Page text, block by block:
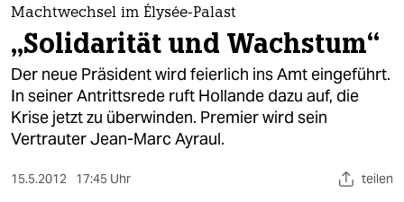
themen
politik
öko
gesellschaft
kultur
Machtwechsel im Élysée-Palast
„Solidarität und Wachstum“
Der neue Präsident wird feierlich ins Amt eingeführt.
In seiner Antrittsrede ruft Hollande dazu auf, die
Krise jetzt zu überwinden. Premier wird sein
Vertrauter Jean-Marc Ayraul.
15.5.2012 17:45 Uhr teilen